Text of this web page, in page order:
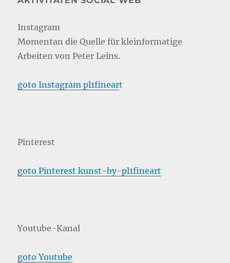
Instagram
Momentan die Quelle für kleinformatige
Arbeiten von Peter Leins.
goto Instagram pl1fineart
Pinterest
goto Pinterest kunst-by-pl1fineart
Youtube-Kanal
goto Youtube